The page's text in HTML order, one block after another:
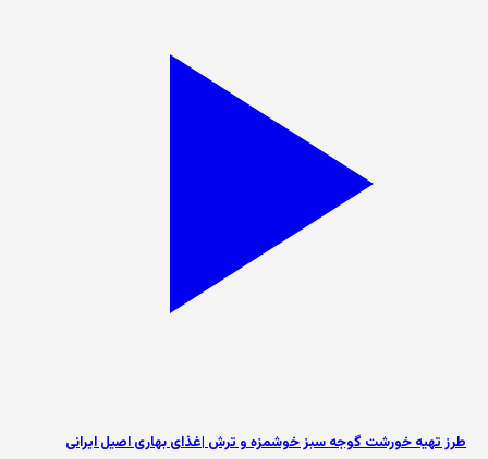
طرز تهیه خورشت گوجه سبز خوشمزه و ترش |غذای بهاری اصیل ایرانی